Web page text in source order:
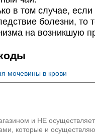
в том случае,
болезни,
на возникшую
мочевины в крови
и НЕ
которые и